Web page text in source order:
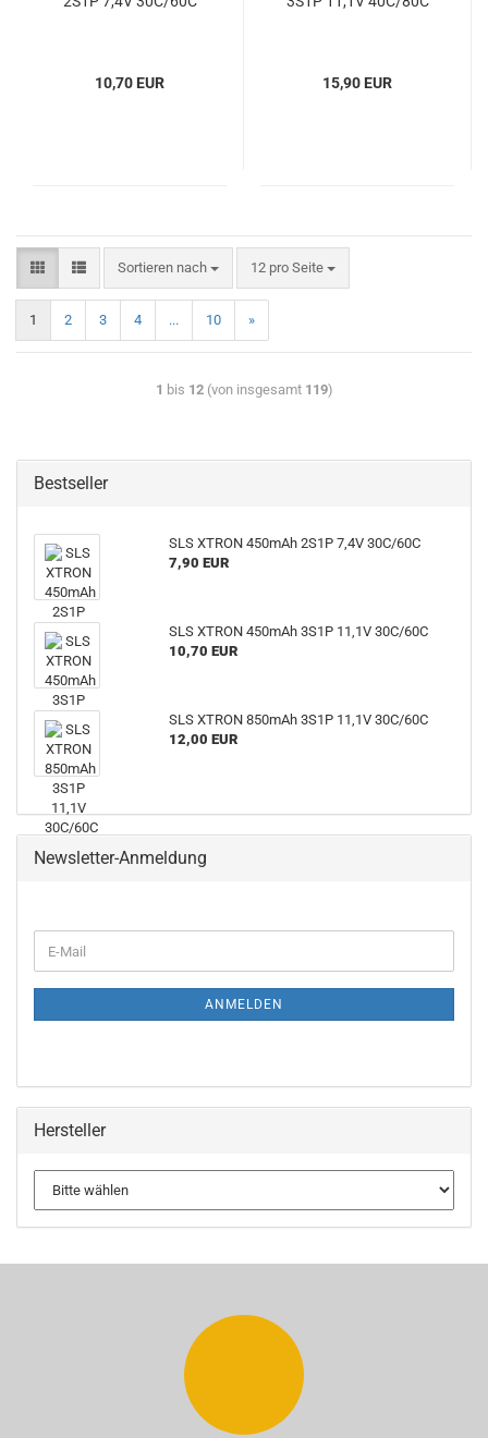
10,70 EUR 15,90 EUR
Sortieren nach 12 pro Seite
1 2 3 4 ... 10 »
1 bis 12(von insgesamt 119)
Bestseller
SLS XTRON 450mAh 2S1P 7,4V 30C/60C
7,90 EUR
SLS XTRON 450mAh 3S1P 11,1V 30C/60C
10,70 EUR
SLS XTRON 850mAh 3S1P 11,1V 30C/60C
12,00 EUR
Newsletter-Anmeldung
ANMELDEN
Hersteller